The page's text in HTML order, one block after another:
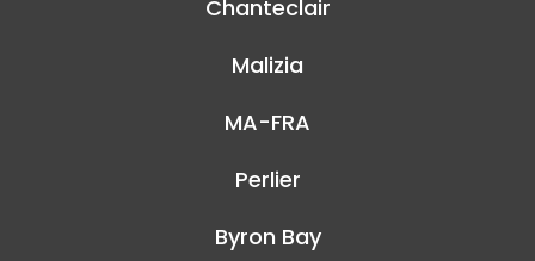
Chanteclair
Malizia
MA-FRA
Perlier
Byron Bay